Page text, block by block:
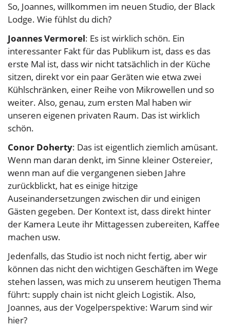
So, Joannes, willkommen im neuen Studio, der Black
Lodge. Wie fühlst du dich?
Joannes Vermorel: Es ist wirklich schön. Ein
interessanter Fakt für das Publikum ist, dass es das
erste Mal ist, dass wir nicht tatsächlich in der Küche
sitzen, direkt vor ein paar Geräten wie etwa zwei
Kühlschränken, einer Reihe von Mikrowellen und so
weiter. Also, genau, zum ersten Mal haben wir
unseren eigenen privaten Raum. Das ist wirklich
schön.
Conor Doherty: Das ist eigentlich ziemlich amüsant.
Wenn man daran denkt, im Sinne kleiner Ostereier,
wenn man auf die vergangenen sieben Jahre
zurückblickt, hat es einige hitzige
Auseinandersetzungen zwischen dir und einigen
Gästen gegeben. Der Kontext ist, dass direkt hinter
der Kamera Leute ihr Mittagessen zubereiten, Kaffee
machen usw.
Jedenfalls, das Studio ist noch nicht fertig, aber wir
können das nicht den wichtigen Geschäften im Wege
stehen lassen, was mich zu unserem heutigen Thema
führt: supply chain ist nicht gleich Logistik. Also,
Joannes, aus der Vogelperspektive: Warum sind wir
hier?